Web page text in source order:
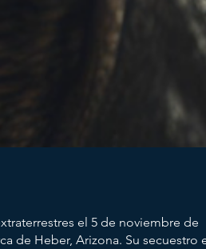
el 5 de noviembre de
de Heber, Arizona. Su secuestro